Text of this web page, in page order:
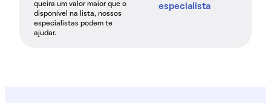
queira um valor maior que o
disponível na lista, nossos
especialistas podem te
ajudar.
especialista